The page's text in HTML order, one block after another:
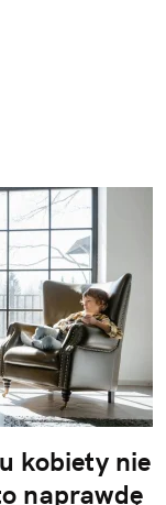
kobiety nie
naprawdę